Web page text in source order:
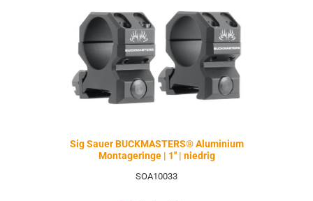
Sig Sauer BUCKMASTERS® Aluminium
Montageringe | 1'' | niedrig
SOA10033